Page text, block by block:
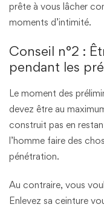
prête à vous lâcher
moments d’intimité.
Conseil n°2 :
pendant les
Le moment des
devez être au
construit pas en
l’homme faire des
pénétration.
Au contraire, vous
Enlevez sa ceinture